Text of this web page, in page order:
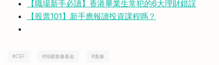
【職場新手必讀】香港畢業生常犯的6大理財錯誤
【股票101】新手應報讀投資課程嗎 ？
#CEF #持續進修基金 #進修